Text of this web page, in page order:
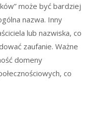
może być bardziej
nazwa. Inny
lub nazwiska, co
zaufanie. Ważne
domeny
co